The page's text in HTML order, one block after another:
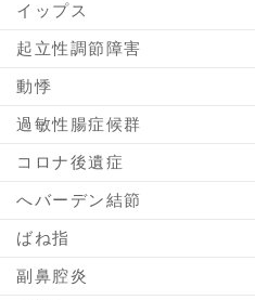
イップス
起立性調節障害
動悸
過敏性腸症候群
コロナ後遺症
へバーデン結節
ばね指
副鼻腔炎